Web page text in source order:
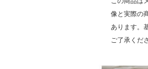
像と実際の
あります。
ご了承くだ